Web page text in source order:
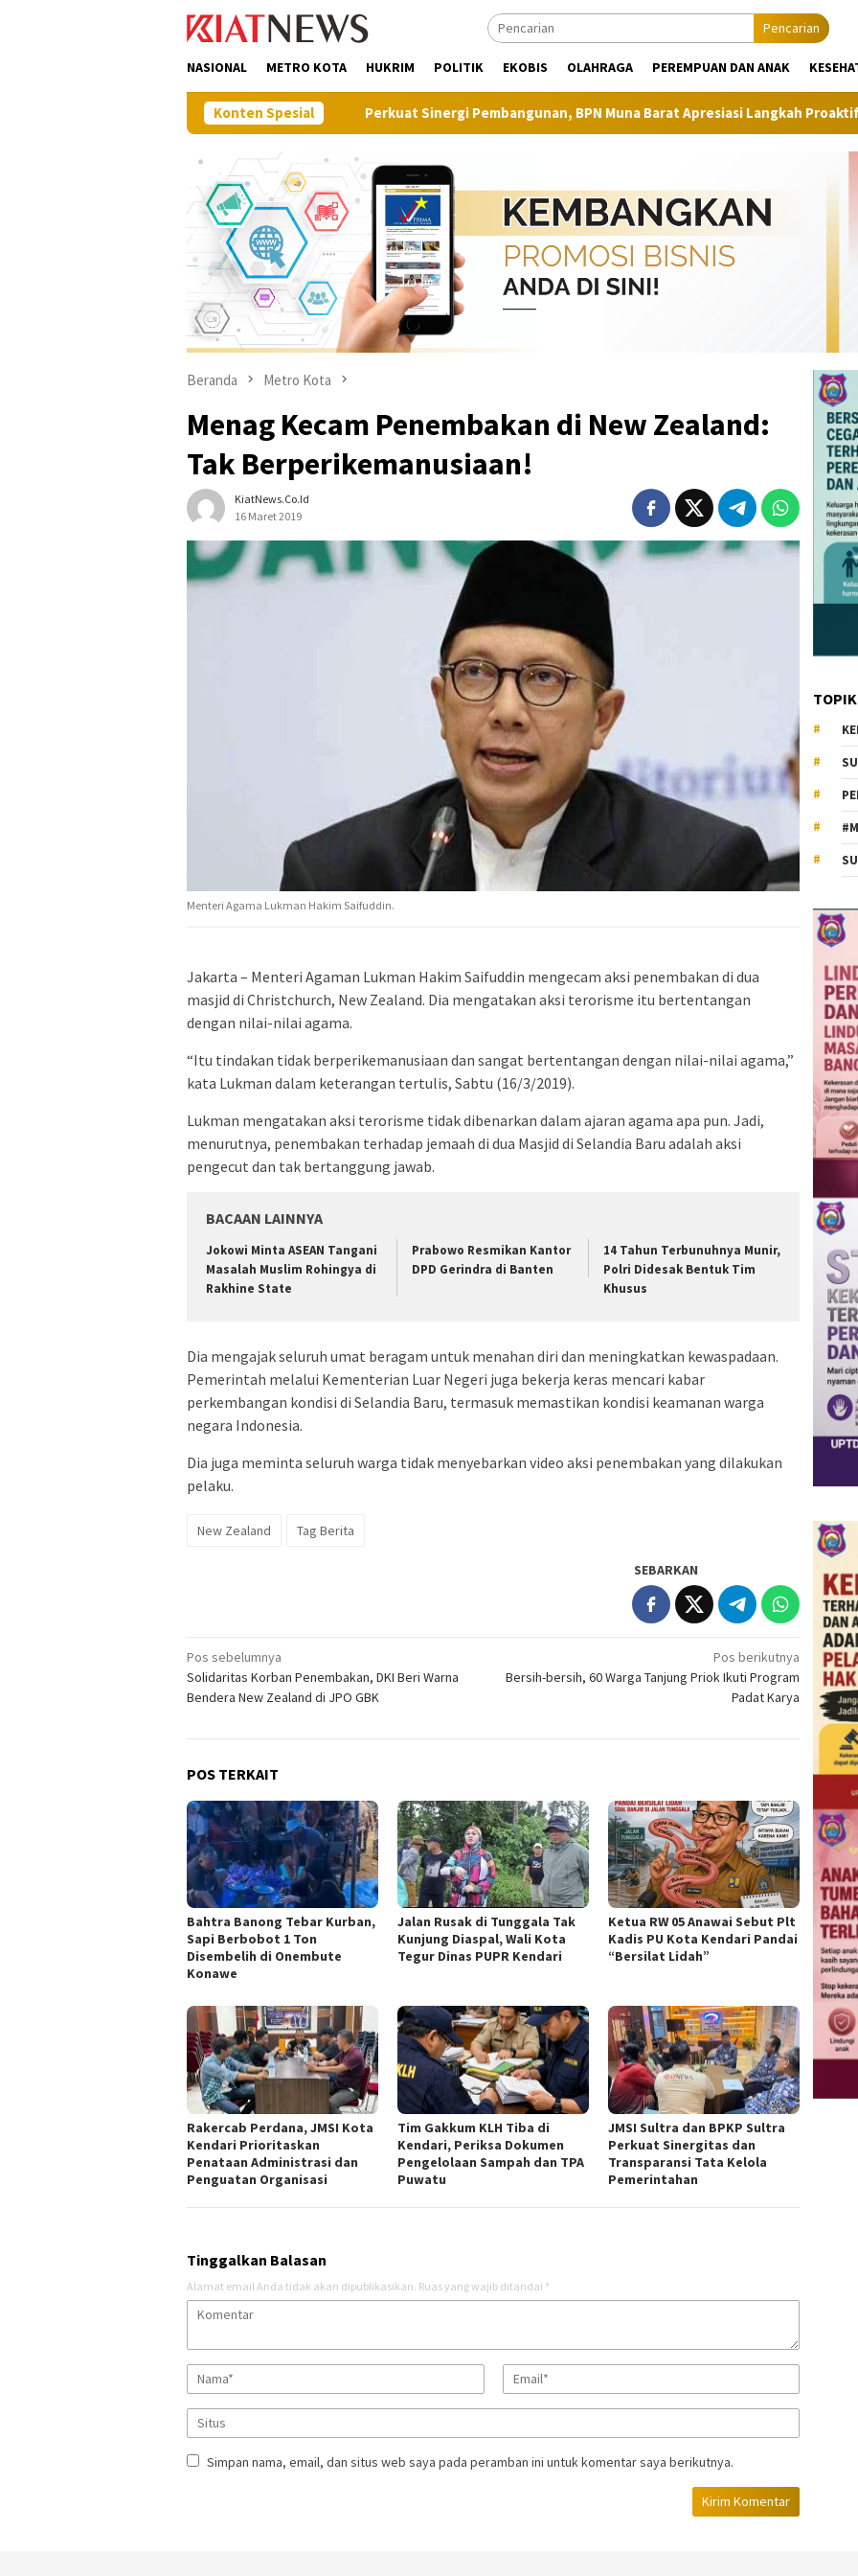
Pencarian
NASIONAL METRO KOTA HUKRIM POLITIK EKOBIS OLAHRAGA PEREMPUAN DAN ANAK
Konten Spesial
Perkuat Sinergi Pembangunan, BPN Muna Barat Apresiasi Langkah Proaktif Dinas Perkim
Beranda Metro Kota
Menag Kecam Penembakan di New Zealand:
Tak Berperikemanusiaan!
KiatNews.co.id
16 Maret 2019
Menteri Agama Lukman Hakim Saifuddin.
Jakarta – Menteri Agaman Lukman Hakim Saifuddin mengecam aksi penembakan di dua
masjid di Christchurch, New Zealand. Dia mengatakan aksi terorisme itu bertentangan
dengan nilai-nilai agama.
“Itu tindakan tidak berperikemanusiaan dan sangat bertentangan dengan nilai-nilai agama,”
kata Lukman dalam keterangan tertulis, Sabtu (16/3/2019).
Lukman mengatakan aksi terorisme tidak dibenarkan dalam ajaran agama apa pun. Jadi,
menurutnya, penembakan terhadap jemaah di dua Masjid di Selandia Baru adalah aksi
pengecut dan tak bertanggung jawab.
BACAAN LAINNYA
Jokowi Minta ASEAN Tangani
Masalah Muslim Rohingya di
Rakhine State
Prabowo Resmikan Kantor
DPD Gerindra di Banten
14 Tahun Terbunuhnya Munir,
Polri Didesak Bentuk Tim
Khusus
Dia mengajak seluruh umat beragam untuk menahan diri dan meningkatkan kewaspadaan.
Pemerintah melalui Kementerian Luar Negeri juga bekerja keras mencari kabar
perkembangan kondisi di Selandia Baru, termasuk memastikan kondisi keamanan warga
negara Indonesia.
Dia juga meminta seluruh warga tidak menyebarkan video aksi penembakan yang dilakukan
pelaku.
New Zealand Tag Berita
SEBARKAN
Navigasi
pos
Pos sebelumnya
Solidaritas Korban Penembakan, DKI Beri Warna
Bendera New Zealand di JPO GBK
Pos berikutnya
Bersih-bersih, 60 Warga Tanjung Priok Ikuti Program
Padat Karya
POS TERKAIT
Bahtra Banong Tebar Kurban,
Sapi Berbobot 1 Ton
Disembelih di Onembute
Konawe
Jalan Rusak di Tunggala Tak
Kunjung Diaspal, Wali Kota
Tegur Dinas PUPR Kendari
Ketua RW 05 Anawai Sebut Plt
Kadis PU Kota Kendari Pandai
“Bersilat Lidah”
Rakercab Perdana, JMSI Kota
Kendari Prioritaskan
Penataan Administrasi dan
Penguatan Organisasi
Tim Gakkum KLH Tiba di
Kendari, Periksa Dokumen
Pengelolaan Sampah dan TPA
Puwatu
JMSI Sultra dan BPKP Sultra
Perkuat Sinergitas dan
Transparansi Tata Kelola
Pemerintahan
Tinggalkan Balasan
Alamat email Anda tidak akan dipublikasikan. Ruas yang wajib ditandai *
Simpan nama, email, dan situs web saya pada peramban ini untuk komentar saya berikutnya.